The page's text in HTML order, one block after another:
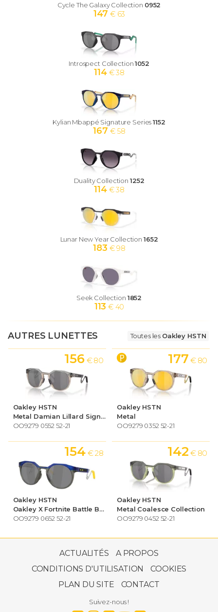
Cycle The Galaxy Collection 0952
147 € 63
Introspect Collection1052
114 € 38
Kylian Mbappé Signature Series1152
167 € 58
Duality Collection 1252
114 € 38
Lunar New Year Collection 1652
183 € 98
Seek Collection 1852
113 € 40
AUTRES LUNETTES Toutes les Oakley HSTN
Oakley HSTN
Metal Damian Lillard Signature Series
OO9279 0552 52-21
156 € 80
Oakley HSTN
Metal
OO9279 0352 52-21
177 € 80
Oakley HSTN
Oakley X Fortnite Battle Bus HSTN Metal
OO9279 0652 52-21
154 € 28
Oakley HSTN
Metal Coalesce Collection
OO9279 0452 52-21
142 € 80
ACTUALITÉS
A PROPOS
CONDITIONS D'UTILISATION
COOKIES
PLAN DU SITE
CONTACT
Suivez-nous !